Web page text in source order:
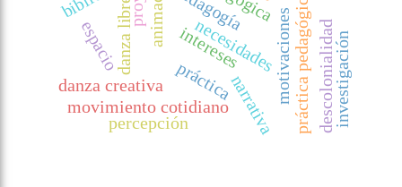
necesidades
intereses motivaciones
práctica
danza libre
danza creativa
movimiento cotidiano práctica pedagógicadescolonialidadinvestigación
narrativa
espacio
percepción